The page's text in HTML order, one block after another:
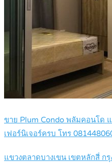
ขาย Plum Condo พลัมคอนโด
เฟอร์นิเจอร์ครบ โทร
แขวงตลาดบางเขน เขตหลักสี่ ก